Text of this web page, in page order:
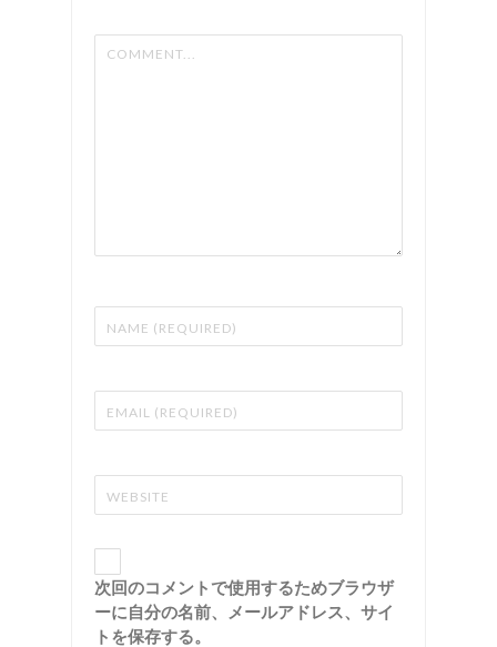
次回のコメントで使用するためブラウザ
ーに自分の名前、メールアドレス、サイ
トを保存する。